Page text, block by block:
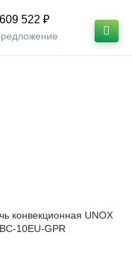
609 522 ₽
конвекционная UNOX
10EU-GPR